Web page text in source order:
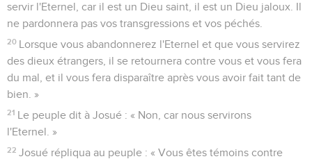
servir l'Eternel, car il est un Dieu saint, il est un Dieu jaloux. Il
ne pardonnera pas vos transgressions et vos péchés.
20 Lorsque vous abandonnerez l'Eternel et que vous servirez
des dieux étrangers, il se retournera contre vous et vous fera
du mal, et il vous fera disparaître après vous avoir fait tant de
bien. »
21 Le peuple dit à Josué : « Non, car nous servirons
l'Eternel. »
22 Josué répliqua au peuple : « Vous êtes témoins contre